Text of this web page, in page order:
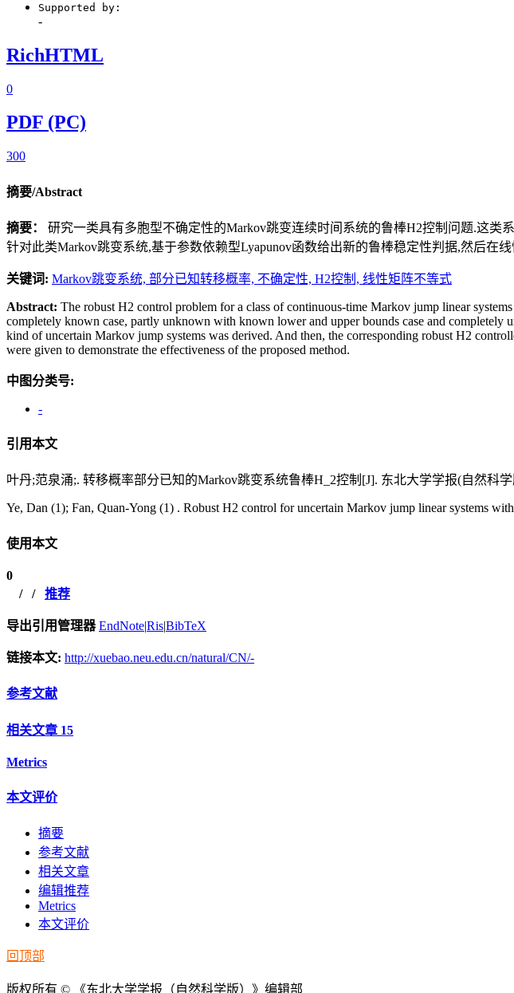
Supported by:
-
RichHTML
0
PDF (PC)
300
摘要/Abstract
摘要： 研究一类具有多胞型不确定性的Markov跳变连续时间系统的鲁棒H2控制问题.这
针对此类Markov跳变系统,基于参数依赖型Lyapunov函数给出新的鲁棒稳定性判据,然后
关键词: Markov跳变系统, 部分已知转移概率, 不确定性, H2控制, 线性矩阵不等式
Abstract: The robust H2 control problem for a class of continuous-time Markov jump linear
completely known case, partly unknown with known lower and upper bounds case and
kind of uncertain Markov jump systems was derived. And then, the corresponding robust H2
were given to demonstrate the effectiveness of the proposed method.
中图分类号:
-
引用本文
叶丹;范泉涌;. 转移概率部分已知的Markov跳变系统鲁棒H_2控制[J]. 东北大学学报(自然科学
Ye, Dan (1); Fan, Quan-Yong (1) . Robust H2 control for uncertain Markov jump linear systems
使用本文
0
/ / 推荐
导出引用管理器 EndNote|Ris|BibTeX
链接本文: http://xuebao.neu.edu.cn/natural/CN/-
参考文献
相关文章 15
Metrics
本文评价
摘要
参考文献
相关文章
编辑推荐
Metrics
本文评价
回顶部
版权所有 © 《东北大学学报（自然科学版）》编辑部